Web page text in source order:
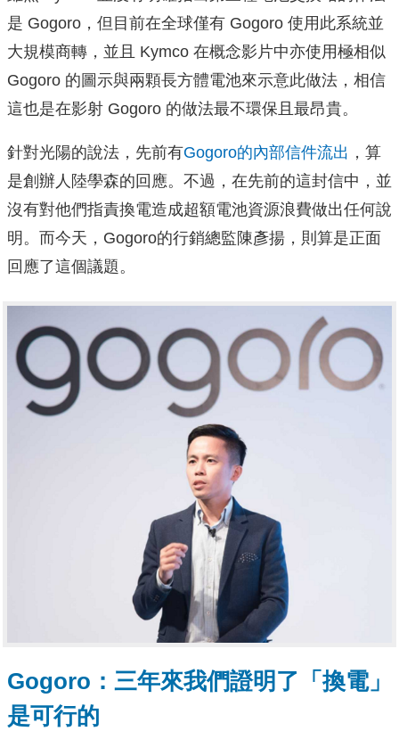
是 Gogoro，但目前在全球僅有 Gogoro 使用此系統並
大規模商轉，並且 Kymco 在概念影片中亦使用極相似
Gogoro 的圖示與兩顆長方體電池來示意此做法，相信
這也是在影射 Gogoro 的做法最不環保且最昂貴。
針對光陽的說法，先前有Gogoro的內部信件流出 ，算
是創辦人陸學森的回應。不過，在先前的這封信中，並
沒有對他們指責換電造成超額電池資源浪費做出任何說
明。而今天，Gogoro的行銷總監陳彥揚，則算是正面
回應了這個議題。
Gogoro：三年來我們證明了「換電」
是可行的